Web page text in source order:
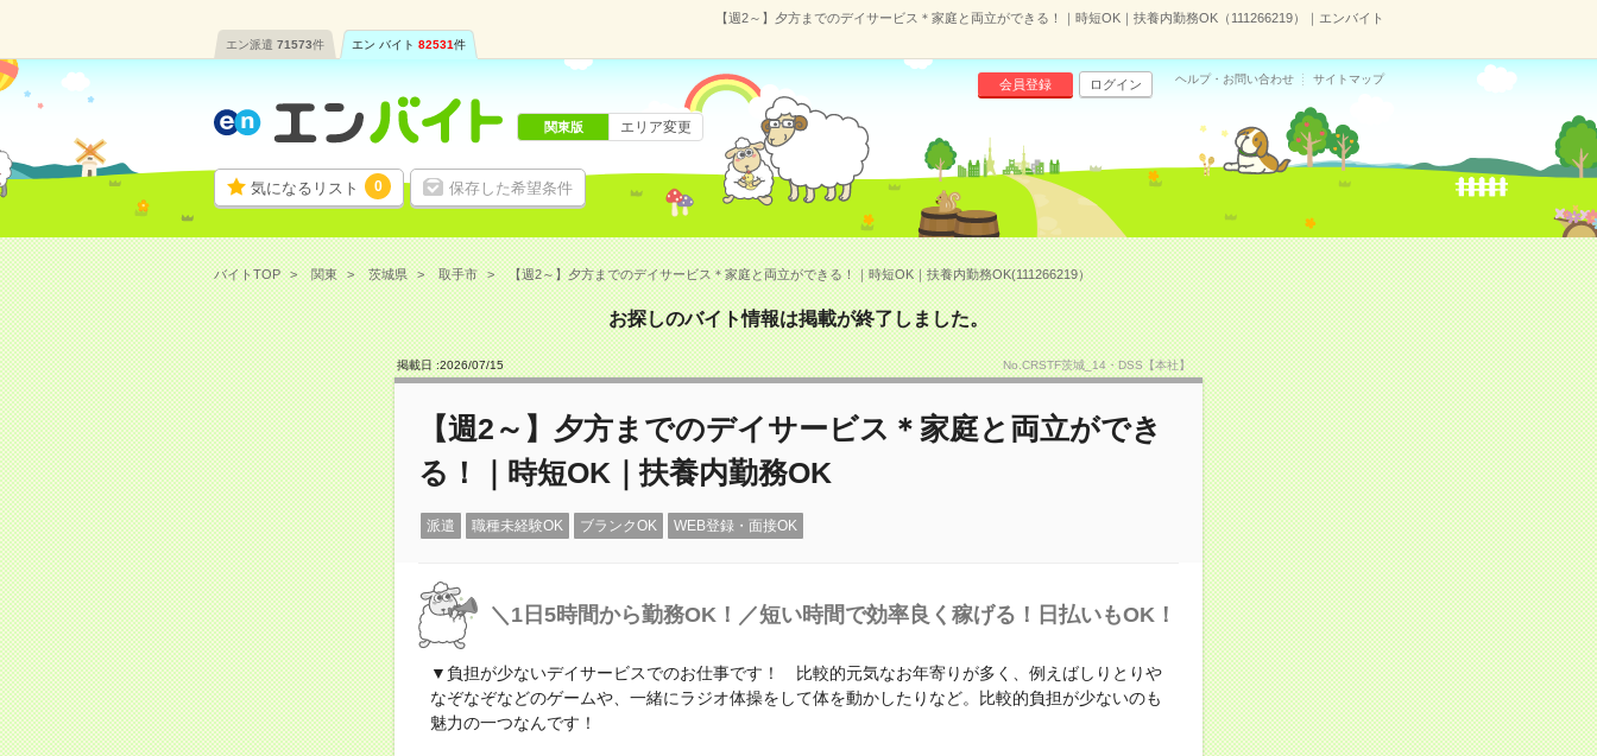
【週2～】夕方までのデイサービス＊家庭と両立ができる！｜時短OK｜扶養内勤務OK（111266219）｜エンバイト
エン派遣 71573件 エン バイト 82531件
気になるリスト 0 保存した希望条件
会員登録 ログイン ヘルプ・お問い合わせ サイトマップ
関東版 エリア変更
バイトTOP 関東 茨城県 取手市 【週2～】夕方までのデイサービス＊家庭と両立ができる！｜時短OK｜扶養内勤務OK(111266219）
お探しのバイト情報は掲載が終了しました。
掲載日 :2026/07/15 No.CRSTF茨城_14・DSS【本社】
【週2～】夕方までのデイサービス＊家庭と両立ができ
る！｜時短OK｜扶養内勤務OK
派遣 職種未経験OK ブランクOK WEB登録・面接OK
＼1日5時間から勤務OK！／短い時間で効率良く稼げる！日払いもOK！
▼負担が少ないデイサービスでのお仕事です！ 比較的元気なお年寄りが多く、例えばしりとりや
なぞなぞなどのゲームや、一緒にラジオ体操をして体を動かしたりなど。比較的負担が少ないのも
魅力の一つなんです！